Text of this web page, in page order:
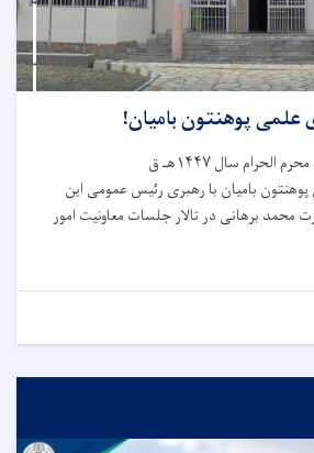
پوهنتون بامیان!
بامیان با رهبری رئیس عمومی این
محمد برهانی در تالار جلسات معاونیت امور